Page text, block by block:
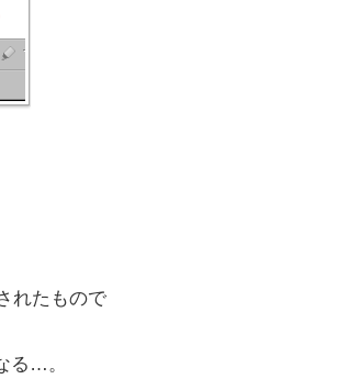
れたもので
る…。